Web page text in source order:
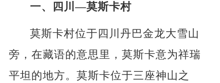
一、四川—莫斯卡村
莫斯卡村位于四川丹巴金龙大雪山
旁，在藏语的意思里，莫斯卡意为祥瑞
平坦的地方。莫斯卡位于三座神山之